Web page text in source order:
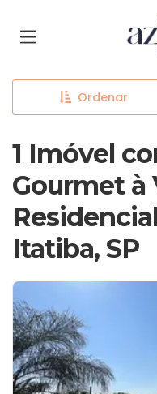
Ordenar
1 Imóvel
Gourmet à
Itatiba, SP